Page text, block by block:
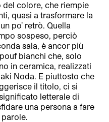
del colore, che riempie
quasi a trasformare la
po’ retrò. Quella
sospeso, perciò
sala, è ancor più
bianchi che, solo
in ceramica, realizzati
Noda. E piuttosto che
il titolo, ci si
letterale di
una persona a fare